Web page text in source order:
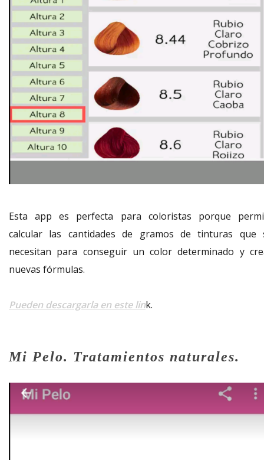
Esta app es perfecta para coloristas porque
calcular las cantidades de gramos de tinturas que
necesitan para conseguir un color determinado y
nuevas fórmulas.
Pueden descargarla en este link.
Mi Pelo. Tratamientos naturales.